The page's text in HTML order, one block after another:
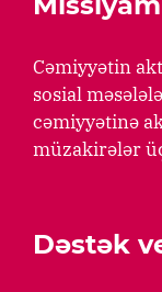
Cəmiyyətin
sosial
cəmiyyətinə
müzakirələr
Dəstək